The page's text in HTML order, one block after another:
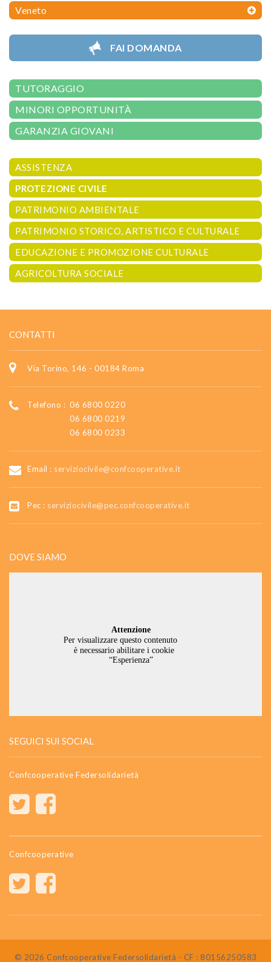
Veneto
FAI DOMANDA
TUTORAGGIO
MINORI OPPORTUNITÀ
GARANZIA GIOVANI
ASSISTENZA
PROTEZIONE CIVILE
PATRIMONIO AMBIENTALE
PATRIMONIO STORICO, ARTISTICO E CULTURALE
EDUCAZIONE E PROMOZIONE CULTURALE
AGRICOLTURA SOCIALE
CONTATTI
Via Torino, 146 - 00184 Roma
Telefono : 06 6800 0220
06 6800 0219
06 6800 0233
Email : serviziocivile@confcooperative.it
Pec : serviziocivile@pec.confcooperative.it
DOVE SIAMO
SEGUICI SUI SOCIAL
Confcooperative Federsolidarietà
Confcooperative
© 2026 Confcooperative Federsolidarietà - CF : 80156250583